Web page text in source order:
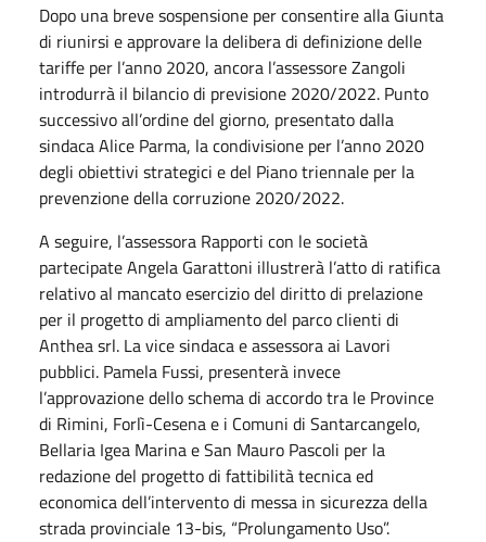
Dopo una breve sospensione per consentire alla Giunta
di riunirsi e approvare la delibera di definizione delle
tariffe per l’anno 2020, ancora l’assessore Zangoli
introdurrà il bilancio di previsione 2020/2022. Punto
successivo all’ordine del giorno, presentato dalla
sindaca Alice Parma, la condivisione per l’anno 2020
degli obiettivi strategici e del Piano triennale per la
prevenzione della corruzione 2020/2022.
A seguire, l’assessora Rapporti con le società
partecipate Angela Garattoni illustrerà l’atto di ratifica
relativo al mancato esercizio del diritto di prelazione
per il progetto di ampliamento del parco clienti di
Anthea srl. La vice sindaca e assessora ai Lavori
pubblici. Pamela Fussi, presenterà invece
l’approvazione dello schema di accordo tra le Province
di Rimini, Forlì-Cesena e i Comuni di Santarcangelo,
Bellaria Igea Marina e San Mauro Pascoli per la
redazione del progetto di fattibilità tecnica ed
economica dell’intervento di messa in sicurezza della
strada provinciale 13-bis, “Prolungamento Uso”.